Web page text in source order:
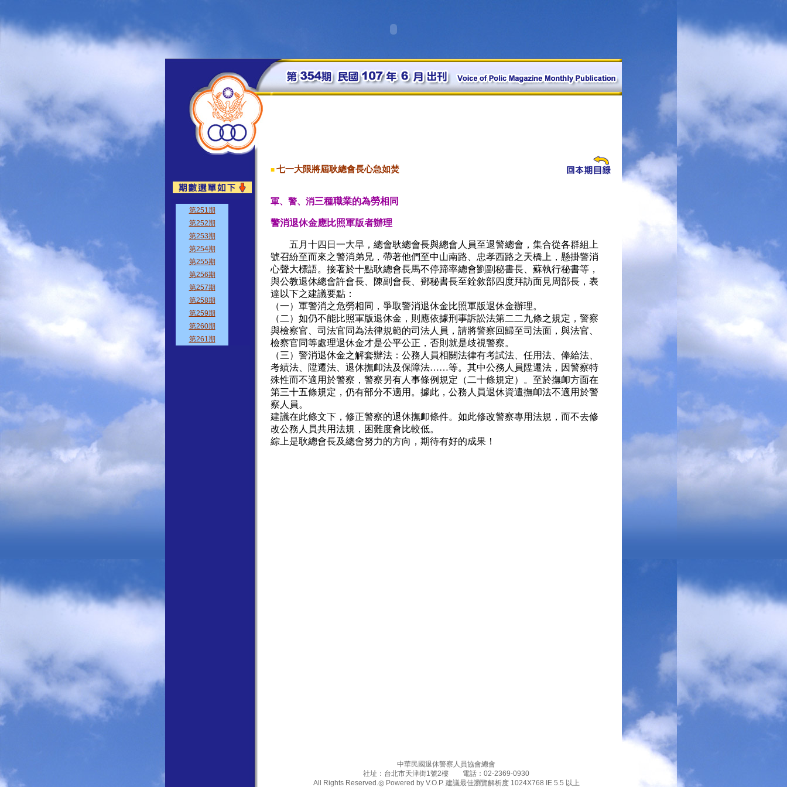
■ 七一大限將屆耿總會長心急如焚
軍、警、消三種職業的為勞相同
警消退休金應比照軍版者辦理
五月十四日一大早，總會耿總會長與總會人員至退警總會，集合從各群組上
號召紛至而來之警消弟兄，帶著他們至中山南路、忠孝西路之天橋上，懸掛警消
心聲大標語。接著於十點耿總會長馬不停蹄率總會劉副秘書長、蘇執行秘書等，
與公教退休總會許會長、陳副會長、鄧秘書長至銓敘部四度拜訪面見周部長，表
達以下之建議要點：
（一）軍警消之危勞相同，爭取警消退休金比照軍版退休金辦理。
（二）如仍不能比照軍版退休金，則應依據刑事訴訟法第二二九條之規定，警察
與檢察官、司法官同為法律規範的司法人員，請將警察回歸至司法面，與法官、
檢察官同等處理退休金才是公平公正，否則就是歧視警察。
（三）警消退休金之解套辦法：公務人員相關法律有考試法、任用法、俸給法、
考績法、陞遷法、退休撫卹法及保障法……等。其中公務人員陞遷法，因警察特
殊性而不適用於警察，警察另有人事條例規定（二十條規定）。至於撫卹方面在
第三十五條規定，仍有部分不適用。據此，公務人員退休資遣撫卹法不適用於警
察人員。
建議在此條文下，修正警察的退休撫卹條件。如此修改警察專用法規，而不去修
改公務人員共用法規，困難度會比較低。
綜上是耿總會長及總會努力的方向，期待有好的成果！
中華民國退休警察人員協會總會
社址：台北市天津街1號2樓 電話：02-2369-0930
All Rights Reserved.◎ Powered by V.O.P. 建議最佳瀏覽解析度 1024X768 IE 5.5 以上